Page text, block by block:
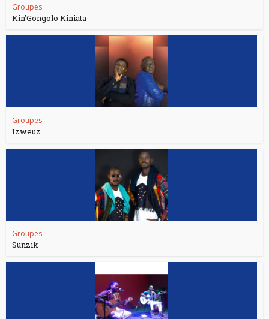
Groupes
Kin’Gongolo Kiniata
Groupes
Izweuz
Groupes
Sunzik